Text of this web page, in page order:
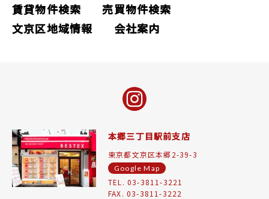
賃貸物件検索
売買物件検索
文京区地域情報
会社案内
本郷三丁目駅前支店
東京都文京区本郷2-39-3
Google Map
TEL. 03-3811-3221
FAX. 03-3811-3222